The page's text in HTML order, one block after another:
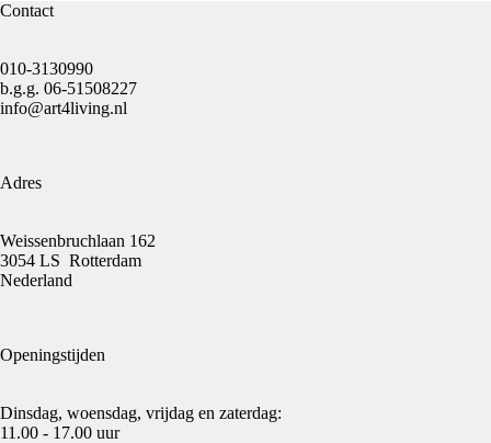
Contact
010-3130990
b.g.g. 06-51508227
info@art4living.nl
Adres
Weissenbruchlaan 162
3054 LS Rotterdam
Nederland
Openingstijden
Dinsdag, woensdag, vrijdag en zaterdag:
11.00 - 17.00 uur